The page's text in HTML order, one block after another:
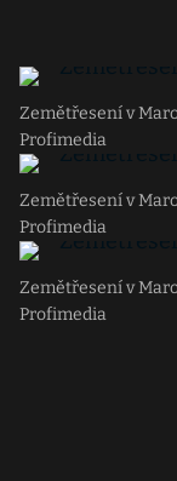
Zemětřesení v
Profimedia
Zemětřesení v
Profimedia
Zemětřesení v
Profimedia